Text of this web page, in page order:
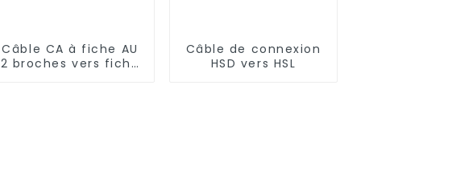
Câble CA à fiche AU
2 broches vers fiche
Câble de connexion
HSD vers HSL